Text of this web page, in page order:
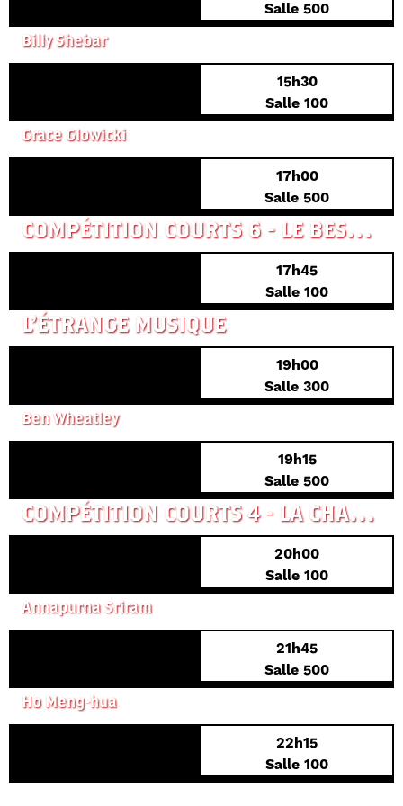
Salle 500
Billy Shebar
15h30
Salle 100
Grace Glowicki
17h00
Salle 500
COMPÉTITION COURTS 6 - LE BESTIAIRE HUMAIN
17h45
Salle 100
L'ÉTRANGE MUSIQUE
19h00
Salle 300
Ben Wheatley
19h15
Salle 500
COMPÉTITION COURTS 4 - LA CHASSE EST OUVERTE
20h00
Salle 100
Annapurna Sriram
21h45
Salle 500
Ho Meng-hua
22h15
Salle 100